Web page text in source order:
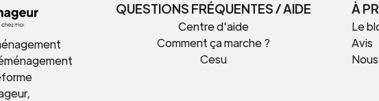
QUESTIONS FRÉQUENTES / AIDE
Centre d'aide
Comment ça marche ?
Cesu
À
Le
Avis